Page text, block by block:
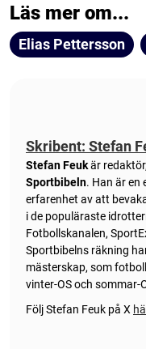
Läs mer om...
Elias Pettersson
Skribent: Stefan
Stefan Feukär
Sportbibeln. Han är en
erfarenhet av att
i de populäraste
Fotbollskanalen,
Sportbibelns räkning
mästerskap, som
vinter-OS och sommar-
Följ Stefan Feuk på X